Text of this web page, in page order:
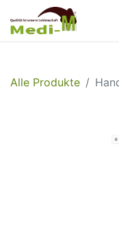
Alle Produkte